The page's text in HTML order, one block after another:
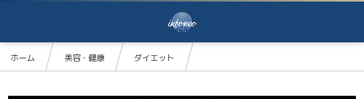
ホーム 美容・健康
ダイエット